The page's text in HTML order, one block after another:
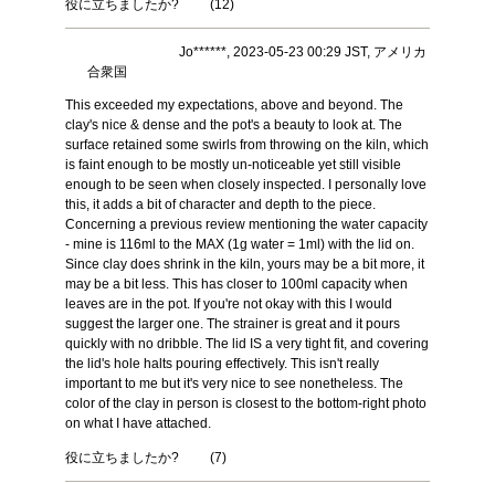
役に立ちましたか? (12)
Jo******, 2023-05-23 00:29 JST, アメリカ
合衆国
This exceeded my expectations, above and beyond. The
clay's nice & dense and the pot's a beauty to look at. The
surface retained some swirls from throwing on the kiln, which
is faint enough to be mostly un-noticeable yet still visible
enough to be seen when closely inspected. I personally love
this, it adds a bit of character and depth to the piece.
Concerning a previous review mentioning the water capacity
- mine is 116ml to the MAX (1g water = 1ml) with the lid on.
Since clay does shrink in the kiln, yours may be a bit more, it
may be a bit less. This has closer to 100ml capacity when
leaves are in the pot. If you're not okay with this I would
suggest the larger one. The strainer is great and it pours
quickly with no dribble. The lid IS a very tight fit, and covering
the lid's hole halts pouring effectively. This isn't really
important to me but it's very nice to see nonetheless. The
color of the clay in person is closest to the bottom-right photo
on what I have attached.
役に立ちましたか? (7)